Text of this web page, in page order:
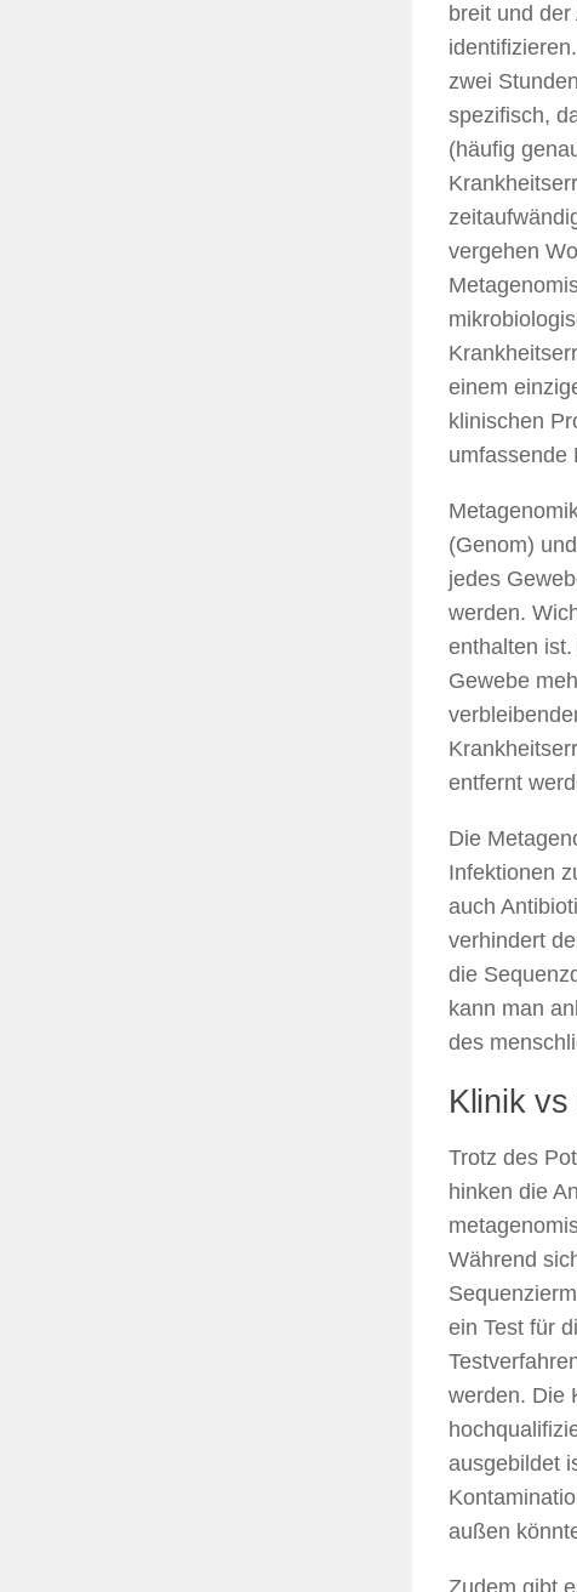
breit und
zwei
spezifisch,
(häufig
vergehen
einem
klinischen
umfassende
(Genom)
jedes
werden.
enthalten
Gewebe
entfernt
Die
Infektionen
auch
verhindert
die
kann man
des
Klinik
Trotz des
hinken die
Während
ein Test für
werden. Die
ausgebildet
außen